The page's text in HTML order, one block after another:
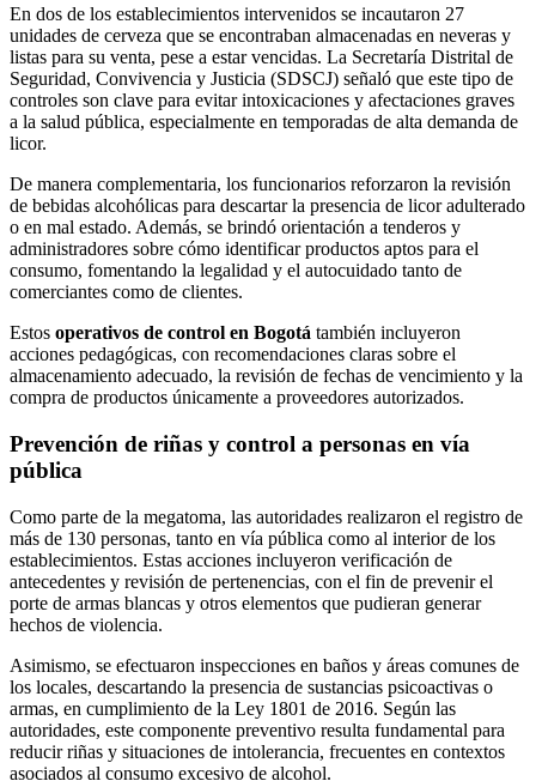
En dos de los establecimientos intervenidos se incautaron 27
unidades de cerveza que se encontraban almacenadas en neveras y
listas para su venta, pese a estar vencidas. La Secretaría Distrital de
Seguridad, Convivencia y Justicia (SDSCJ) señaló que este tipo de
controles son clave para evitar intoxicaciones y afectaciones graves
a la salud pública, especialmente en temporadas de alta demanda de
licor.
De manera complementaria, los funcionarios reforzaron la revisión
de bebidas alcohólicas para descartar la presencia de licor adulterado
o en mal estado. Además, se brindó orientación a tenderos y
administradores sobre cómo identificar productos aptos para el
consumo, fomentando la legalidad y el autocuidado tanto de
comerciantes como de clientes.
Estos operativos de control en Bogotá también incluyeron
acciones pedagógicas, con recomendaciones claras sobre el
almacenamiento adecuado, la revisión de fechas de vencimiento y la
compra de productos únicamente a proveedores autorizados.
Prevención de riñas y control a personas en vía
pública
Como parte de la megatoma, las autoridades realizaron el registro de
más de 130 personas, tanto en vía pública como al interior de los
establecimientos. Estas acciones incluyeron verificación de
antecedentes y revisión de pertenencias, con el fin de prevenir el
porte de armas blancas y otros elementos que pudieran generar
hechos de violencia.
Asimismo, se efectuaron inspecciones en baños y áreas comunes de
los locales, descartando la presencia de sustancias psicoactivas o
armas, en cumplimiento de la Ley 1801 de 2016. Según las
autoridades, este componente preventivo resulta fundamental para
reducir riñas y situaciones de intolerancia, frecuentes en contextos
asociados al consumo excesivo de alcohol.